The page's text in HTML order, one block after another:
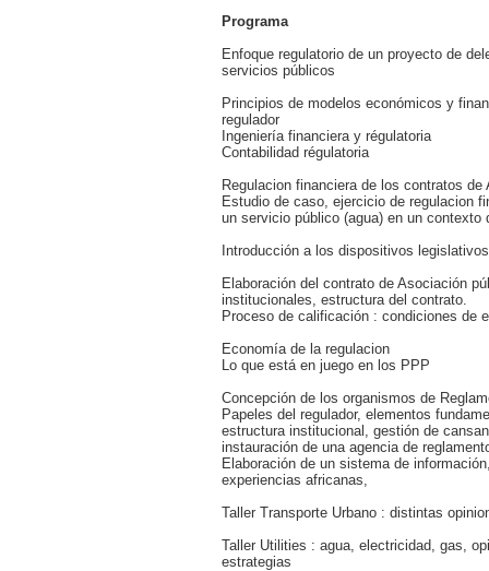
Programa
Enfoque regulatorio de un proyecto de
servicios públicos
Principios de modelos económicos y
regulador
Ingeniería financiera y régulatoria
Contabilidad régulatoria
Regulacion financiera de los contratos de
Estudio de caso, ejercicio de regulacion
un servicio público (agua) en un contexto
Introducción a los dispositivos legislativos
Elaboración del contrato de Asociación
institucionales, estructura del contrato.
Proceso de calificación : condiciones de
Economía de la regulacion
Lo que está en juego en los PPP
Concepción de los organismos de
Papeles del regulador, elementos
estructura institucional, gestión de
instauración de una agencia de
Elaboración de un sistema de
experiencias africanas,
Taller Transporte Urbano : distintas
Taller Utilities : agua, electricidad, gas,
estrategias